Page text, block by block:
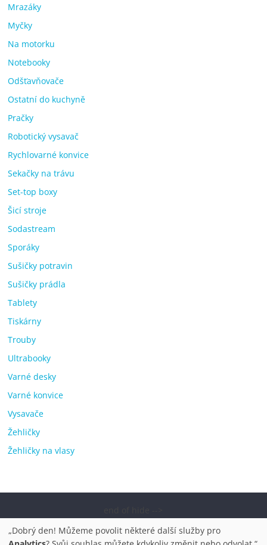
Mrazáky
Myčky
Na motorku
Notebooky
Odšťavňovače
Ostatní do kuchyně
Pračky
Robotický vysavač
Rychlovarné konvice
Sekačky na trávu
Set-top boxy
Šicí stroje
Sodastream
Sporáky
Sušičky potravin
Sušičky prádla
Tablety
Tiskárny
Trouby
Ultrabooky
Varné desky
Varné konvice
Vysavače
Žehličky
Žehličky na vlasy
pračky, televize, notebooky, mobilní telefony, kávovary,
„Dobrý den! Můžeme povolit některé další služby pro